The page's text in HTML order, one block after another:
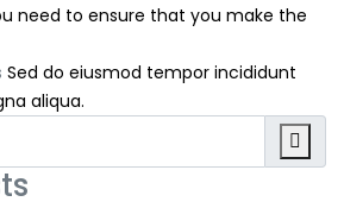
need to ensure that you make the
Sed do eiusmod tempor incididunt
aliqua.